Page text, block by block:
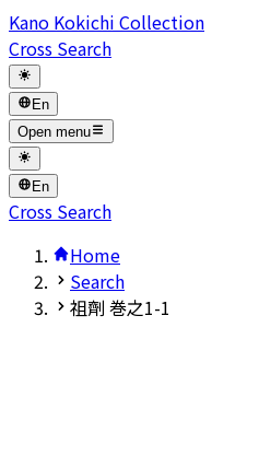
Kano Kokichi Collection
Cross Search
En
Open menu
En
Cross Search
Home
Search
祖劑 巻之1-1